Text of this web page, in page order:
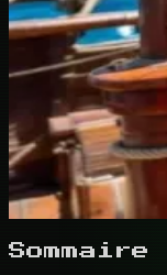
Sommaire